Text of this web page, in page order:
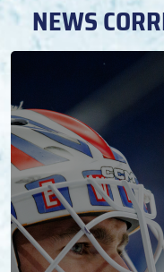
NEWS